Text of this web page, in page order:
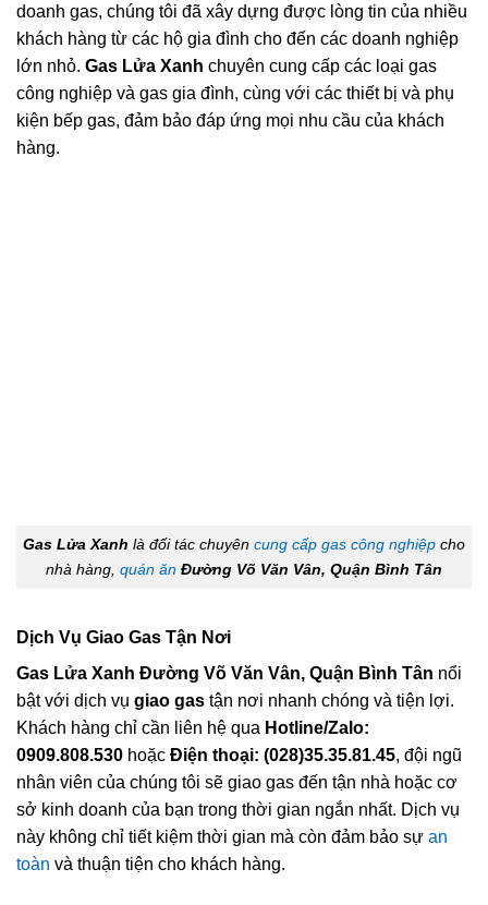
doanh gas, chúng tôi đã xây dựng được lòng tin của nhiều
khách hàng từ các hộ gia đình cho đến các doanh nghiệp
lớn nhỏ. Gas Lửa Xanh chuyên cung cấp các loại gas
công nghiệp và gas gia đình, cùng với các thiết bị và phụ
kiện bếp gas, đảm bảo đáp ứng mọi nhu cầu của khách
hàng.
Gas Lửa Xanh là đối tác chuyên cung cấp gas công nghiệp cho
nhà hàng, quán ăn Đường Võ Văn Vân, Quận Bình Tân
Dịch Vụ Giao Gas Tận Nơi
Gas Lửa Xanh Đường Võ Văn Vân, Quận Bình Tân nổi
bật với dịch vụ giao gas tận nơi nhanh chóng và tiện lợi.
Khách hàng chỉ cần liên hệ qua Hotline/Zalo:
0909.808.530 hoặc Điện thoại: (028)35.35.81.45, đội ngũ
nhân viên của chúng tôi sẽ giao gas đến tận nhà hoặc cơ
sở kinh doanh của bạn trong thời gian ngắn nhất. Dịch vụ
này không chỉ tiết kiệm thời gian mà còn đảm bảo sự an
toàn và thuận tiện cho khách hàng.